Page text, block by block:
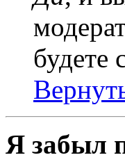
будете
Я забыл